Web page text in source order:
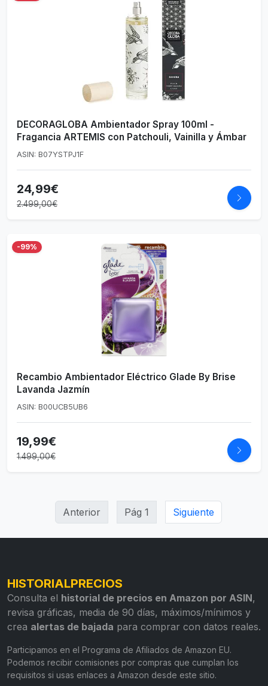
DECORAGLOBA Ambientador Spray 100ml -
Fragancia ARTEMIS con Patchouli, Vainilla y Ámbar
ASIN: B07YSTPJ1F
24,99€
2.499,00€
-99%
Recambio Ambientador Eléctrico Glade By Brise
Lavanda Jazmín
ASIN: B00UCB5UB6
19,99€
1.499,00€
Anterior Pág 1 Siguiente
HISTORIALPRECIOS
Consulta el historial de precios en Amazon por ASIN,
revisa gráficas, media de 90 días, máximos/mínimos y
crea alertas de bajada para comprar con datos reales.
Participamos en el Programa de Afiliados de Amazon EU.
Podemos recibir comisiones por compras que cumplan los
requisitos si usas enlaces a Amazon desde este sitio.